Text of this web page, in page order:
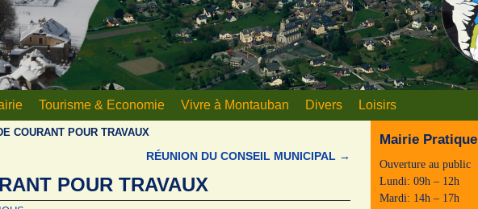
Tourisme & Economie Vivre à Montauban Divers Loisirs
COURANT POUR TRAVAUX
RÉUNION DU CONSEIL MUNICIPAL →
POUR TRAVAUX
Mairie Pratique
Ouverture au public
Lundi: 09h – 12h
Mardi: 14h – 17h